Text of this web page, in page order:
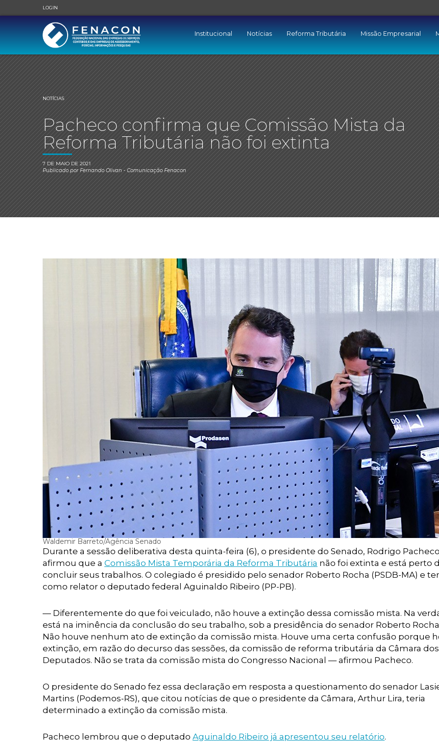
LOGIN
Institucional Notícias Reforma Tributária Missão Empresarial
NOTÍCIAS
Pacheco confirma que Comissão Mista da
Reforma Tributária não foi extinta
7 DE MAIO DE 2021
Publicado porFernando Olivan- Comunicação Fenacon
Waldemir Barreto/Agência Senado
Durante a sessão deliberativa desta quinta-feira (6), o presidente do Senado, Rodrigo
afirmou que a Comissão Mista Temporária da Reforma Tributária não foi extinta e está perto
concluir seus trabalhos. O colegiado é presidido pelo senador Roberto Rocha (PSDB-MA) e
como relator o deputado federal Aguinaldo Ribeiro (PP-PB).
— Diferentemente do que foi veiculado, não houve a extinção dessa comissão mista. Na
está na iminência da conclusão do seu trabalho, sob a presidência do senador Roberto
Não houve nenhum ato de extinção da comissão mista. Houve uma certa confusão porque
extinção, em razão do decurso das sessões, da comissão de reforma tributária da Câmara dos
Deputados. Não se trata da comissão mista do Congresso Nacional — afirmou Pacheco.
O presidente do Senado fez essa declaração em resposta a questionamento do senador
Martins (Podemos-RS), que citou notícias de que o presidente da Câmara, Arthur Lira, teria
determinado a extinção da comissão mista.
Pacheco lembrou que o deputado Aguinaldo Ribeiro já apresentou seu relatório.